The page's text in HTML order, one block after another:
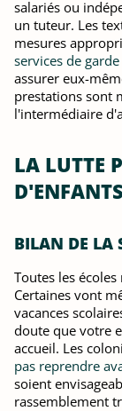
salariés ou
un tuteur. Les
mesures
services de
assurer eux-
prestations sont
l'intermédiaire
LA LUTTE
BILAN DE LA
Toutes les
Certaines vont
vacances
doute que votre
accueil. Les
pas reprendre
soient
rassemblement